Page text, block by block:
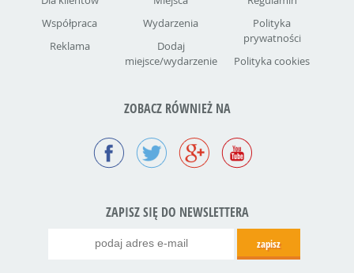
Współpraca
Reklama
Wydarzenia
Dodaj
miejsce/wydarzenie
Polityka
prywatności
Polityka cookies
ZOBACZ RÓWNIEŻ NA
ZAPISZ SIĘ DO NEWSLETTERA